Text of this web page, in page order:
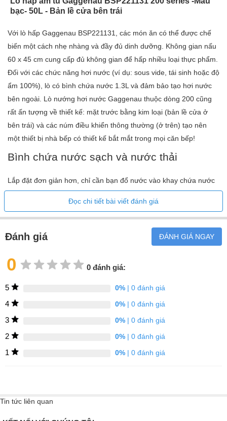
bạc- 50L - Bản lề cửa bên trái
Với lò hấp Gaggenau BSP221131, các món ăn có thể được chế
biến một cách nhẹ nhàng và đầy đủ dinh dưỡng. Không gian nấu
60 x 45 cm cung cấp đủ không gian để hấp nhiều loại thực phẩm.
Đối với các chức năng hơi nước (ví dụ: sous vide, tái sinh hoặc độ
ẩm 100%), lò có bình chứa nước 1.3L và đảm bảo tạo hơi nước
bên ngoài. Lò nướng hơi nước Gaggenau thuộc dòng 200 cũng
rất ấn tượng về thiết kế: mặt trước bằng kim loại (bản lề cửa ở
bên trái) và các núm điều khiển thông thường (ở trên) tạo nên
một thiết bị nhà bếp có thiết kế bắt mắt trong mọi căn bếp!
Bình chứa nước sạch và nước thải
Lắp đặt đơn giản hơn, chỉ cần bạn đổ nước vào khay chứa nước
khi sử dụng. Lò nướng hơi nước kết hợp với bình chứa nước
mang lại sự tiện lợi đa năng – bình chứa 1.3L dễ tiếp cận hơn và
được trang bị cảm biến thông minh cảnh báo người dùng về nhu
cầu của bình chứa, cho dù đó là nước sạch sắp hết hay bình
chứa nước thải cần được đổ. Lò nướng hơi nước kết hợp mới
cũng hoạt động hoàn hảo song song với ngăn kéo hút chân
không của Gaggenau, tạo ra điều kiện hoàn hảo để chế biến thực
phẩm cho kết quả nấu sous-vide nhẹ nhàng nhưng tuyệt vời.
Trang chủ Kết nối
sẽ cho phép đầu bếp riêng kiểm soát nhiều hơn thời gian và nhà
bếp của mình. Bên cạnh những lợi ích mà Home Connect mang
Lò hấp âm tủ Gaggenau BSP221131 200 series -Màu bạc- 50L
Đọc chi tiết bài viết đánh giá
Đánh giá ĐÁNH GIÁ NGAY
0 0 đánh giá:
5 0%| 0 đánh giá
4 0%| 0 đánh giá
3 0%| 0 đánh giá
2 0%| 0 đánh giá
1 0%| 0 đánh giá
Tin tức liên quan